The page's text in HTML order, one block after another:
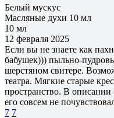
Белый мускус
Масляные духи 10 мл
10 мл
12 февраля 2025
Если вы не знаете как
бабушек))) пыльно-
шерстяном свитере.
театра. Мягкие старые
пространство. В
его совсем не
7 7